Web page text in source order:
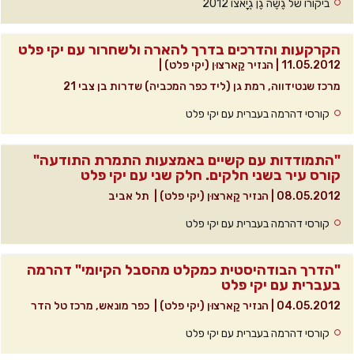
ביקורו של גֶשֶה גֶן גְיָאצוֹ 2012
הקרקעות והדרכים בדרך להארה ולשחרור עם יקי פלט
11.05.2012
| הנזיר קַארצוּן (יקי פלט)
מרכז שנטידווה, רמת גן (ליד כפר המכביה) שדרות בן צבי 21
קורסי דהרמה בעברית עם יקי פלט
"התמודדות עם קשיים באמצעות התמרת התודעה"
קורס עיר בשני חלקים. חלק שני עם יקי פלט
08.05.2012 הנזיר קַארצוּן (יקי פלט) תל אביב
קורסי דהרמה בעברית עם יקי פלט
"הדרך הבודהיסטית כמקלט מהסבל הקיומי" דהרמה
בעברית עם יקי פלט
04.05.2012 הנזיר קַארצוּן (יקי פלט) כפר מונאש, מרכז טל הדר
קורסי דהרמה בעברית עם יקי פלט